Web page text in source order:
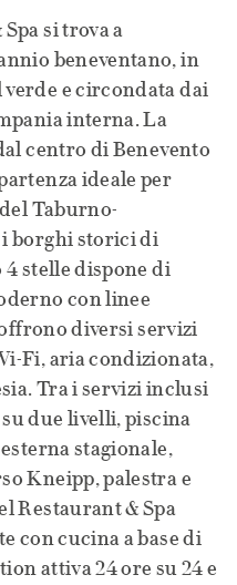
si trova a
beneventano, in
e circondata dai
interna. La
centro di Benevento
ideale per
Taburno-
i borghi storici di
4 stelle dispone di
con linee
diversi servizi
Fi, aria condizionata,
Tra i servizi inclusi
due livelli, piscina
stagionale,
Kneipp, palestra e
Restaurant & Spa
con cucina a base di
attiva 24 ore su 24 e